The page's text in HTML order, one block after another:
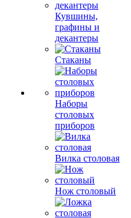
Кувшины,
графины и
декантеры
Стаканы
Наборы
столовых
приборов
Вилка столовая
Нож столовый